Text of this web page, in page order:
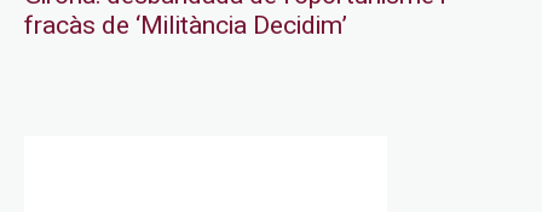
fracàs de ‘Militància Decidim’